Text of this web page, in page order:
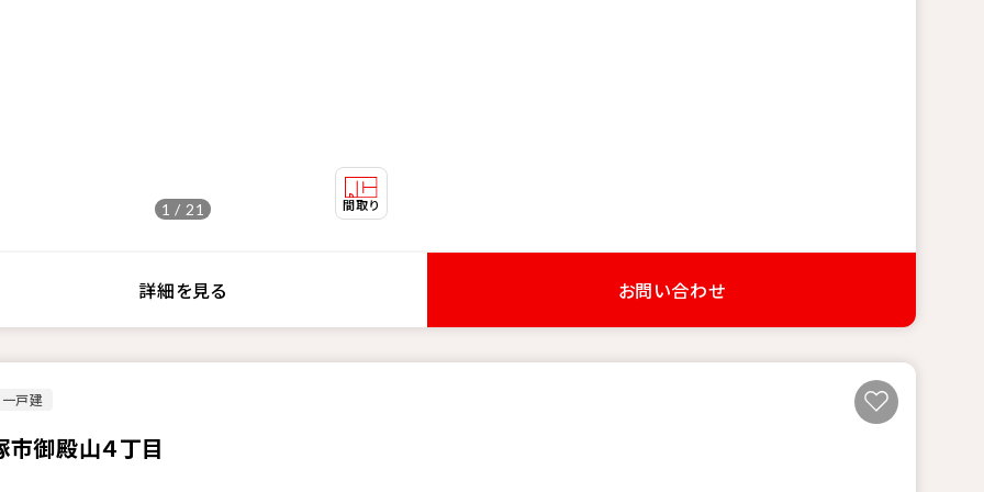
1 / 21
詳細を見る お問い合わせ
戸建
市御殿山４丁目